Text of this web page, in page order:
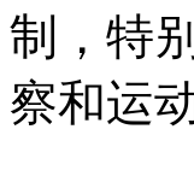
制，特
察和运